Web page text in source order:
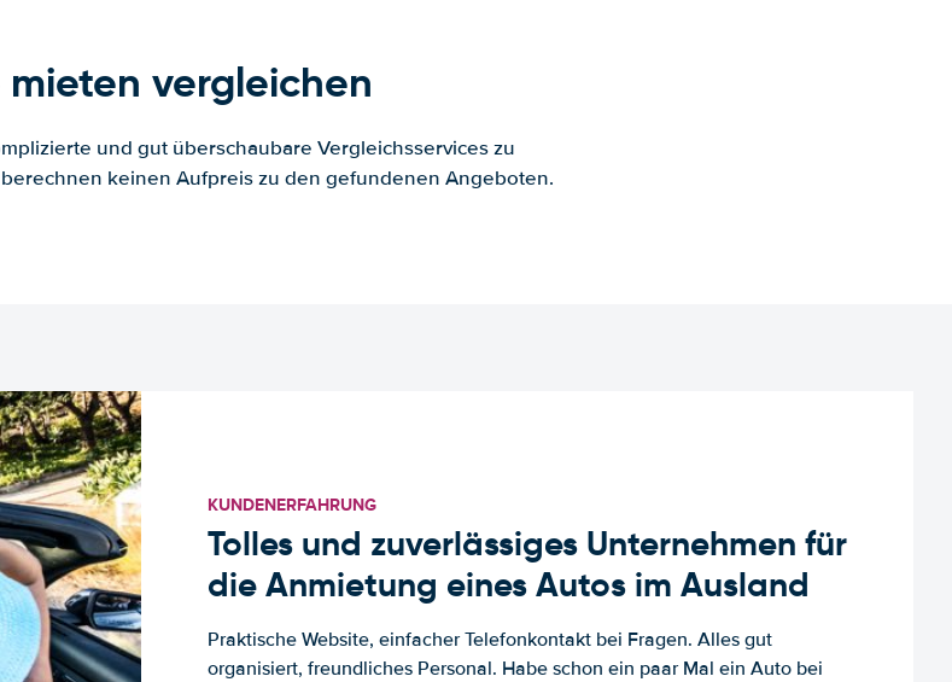
vergleichen
und gut überschaubare Vergleichsservices zu
keinen Aufpreis zu den gefundenen Angeboten.
KUNDENERFAHRUNG
Tolles und zuverlässiges Unternehmen für
die Anmietung eines Autos im Ausland
Praktische Website, einfacher Telefonkontakt bei Fragen. Alles gut
organisiert, freundliches Personal. Habe schon ein paar Mal ein Auto bei